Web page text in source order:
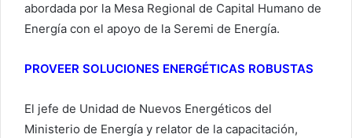
abordada por la Mesa Regional de Capital Humano de
Energía con el apoyo de la Seremi de Energía.
PROVEER SOLUCIONES ENERGÉTICAS ROBUSTAS
El jefe de Unidad de Nuevos Energéticos del
Ministerio de Energía y relator de la capacitación,